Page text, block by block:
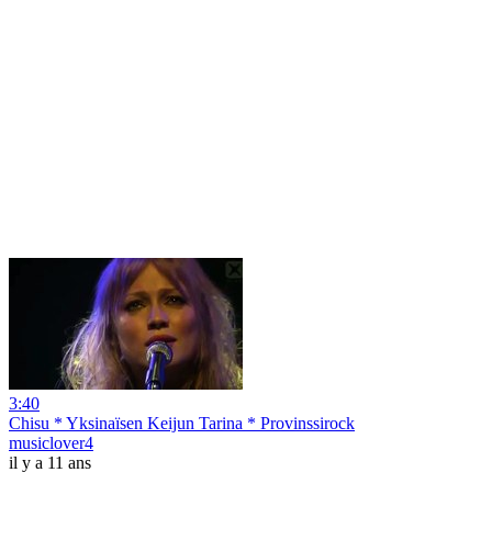
3:40
Chisu * Yksinaïsen Keijun Tarina * Provinssirock
musiclover4
il y a 11 ans